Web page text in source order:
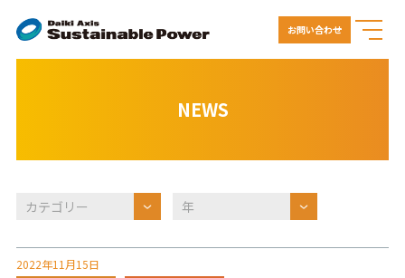
お問い合わせ
NEWS
2022年11月15日